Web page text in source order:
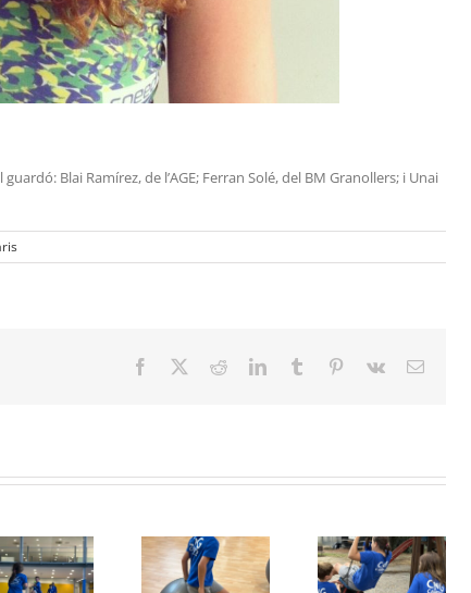
Blai Ramírez, de l’AGE; Ferran Solé, del BM Granollers; i Unai
Facebook RedditLinkedInTumblr Pinterest
Vk Email:
Protegit: Grup
Agost:
Protegit: Grup
Protegit: Grup